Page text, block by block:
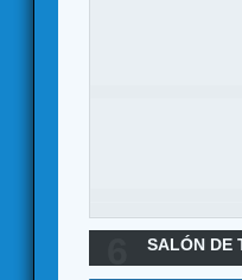
SALÓN DE